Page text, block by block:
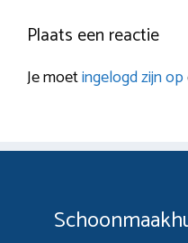
Plaats een reactie
Je moetingelogd zijn op